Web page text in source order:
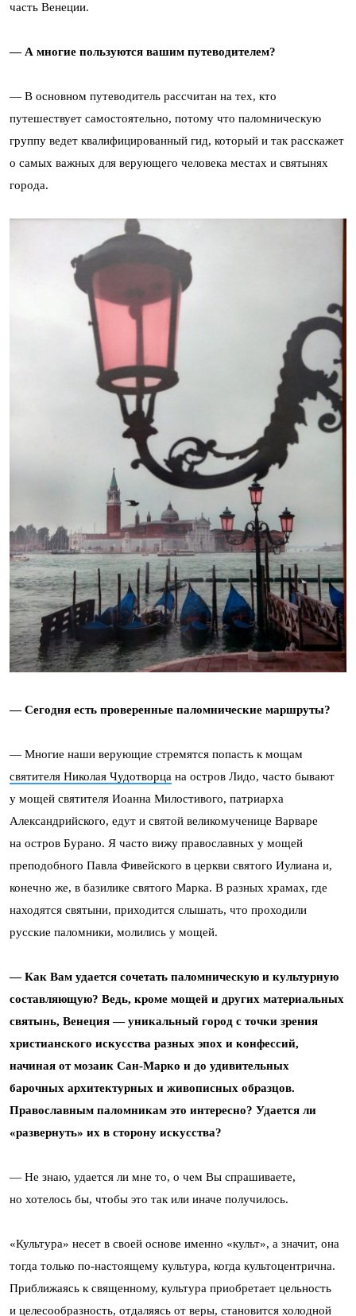
часть Венеции.
— А многие пользуются вашим путеводителем?
— В основном путеводитель рассчитан на тех, кто
путешествует самостоятельно, потому что паломническую
группу ведет квалифицированный гид, который и так расскажет
о самых важных для верующего человека местах и святынях
города.
— Сегодня есть проверенные паломнические маршруты?
— Многие наши верующие стремятся попасть к мощам
святителя Николая Чудотворца на остров Лидо, часто бывают
у мощей святителя Иоанна Милостивого, патриарха
Александрийского, едут и святой великомученице Варваре
на остров Бурано. Я часто вижу православных у мощей
преподобного Павла Фивейского в церкви святого Иулиана и,
конечно же, в базилике святого Марка. В разных храмах, где
находятся святыни, приходится слышать, что проходили
русские паломники, молились у мощей.
— Как Вам удается сочетать паломническую и культурную
составляющую? Ведь, кроме мощей и других материальных
святынь, Венеция — уникальный город с точки зрения
христианского искусства разных эпох и конфессий,
начиная от мозаик Сан-Марко и до удивительных
барочных архитектурных и живописных образцов.
Православным паломникам это интересно? Удается ли
«развернуть» их в сторону искусства?
— Не знаю, удается ли мне то, о чем Вы спрашиваете,
но хотелось бы, чтобы это так или иначе получилось.
«Культура» несет в своей основе именно «культ», а значит, она
тогда только по-настоящему культура, когда культоцентрична.
Приближаясь к священному, культура приобретает цельность
и целесообразность, отдаляясь от веры, становится холодной